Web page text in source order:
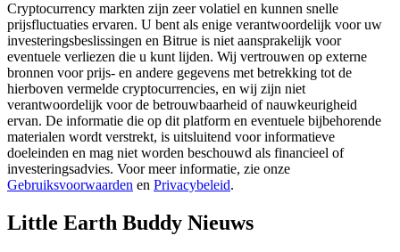
Handelsstrategieën
Leer hoe u winstgevend kunt blijven
Cryptocurrency markten zijn zeer volatiel en kunnen snelle
prijsfluctuaties ervaren. U bent als enige verantwoordelijk voor uw
investeringsbeslissingen en Bitrue is niet aansprakelijk voor
eventuele verliezen die u kunt lijden. Wij vertrouwen op externe
bronnen voor prijs- en andere gegevens met betrekking tot de
hierboven vermelde cryptocurrencies, en wij zijn niet
verantwoordelijk voor de betrouwbaarheid of nauwkeurigheid
ervan. De informatie die op dit platform en eventuele bijbehorende
materialen wordt verstrekt, is uitsluitend voor informatieve
doeleinden en mag niet worden beschouwd als financieel of
investeringsadvies. Voor meer informatie, zie onze
Gebruiksvoorwaarden en Privacybeleid.
Little Earth Buddy Nieuws